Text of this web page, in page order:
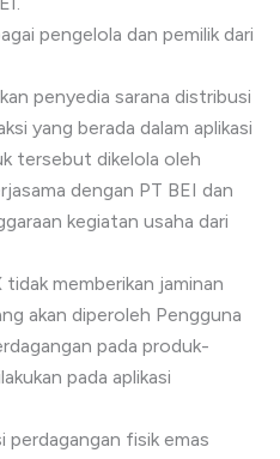
pengelola dan pemilik dari
penyedia sarana distribusi
yang berada dalam aplikasi
tersebut dikelola oleh
dengan PT BEI dan
kegiatan usaha dari
memberikan jaminan
akan diperoleh Pengguna
pada produk-
pada aplikasi
perdagangan fisik emas